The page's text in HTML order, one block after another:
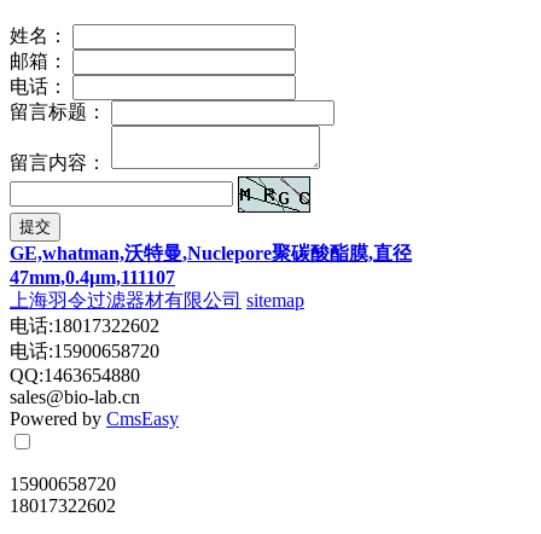
姓名：
邮箱：
电话：
留言标题：
留言内容：
提交
GE,whatman,沃特曼,Nuclepore聚碳酸酯膜,直径
47mm,0.4μm,111107
上海羽令过滤器材有限公司 sitemap
电话:18017322602
电话:15900658720
QQ:1463654880
sales@bio-lab.cn
Powered by CmsEasy
15900658720
18017322602